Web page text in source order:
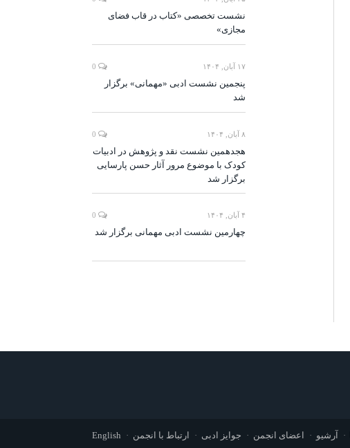
نشست تخصصی «کتاب در قاب فضای
مجازی»
۱۷ آبان, ۱۴۰۴
پنجمین نشست ادبی «مهمانی» برگزار
شد
۸ آبان, ۱۴۰۴
هجدهمین نشست نقد و پژوهش در ادبیات
کودک با موضوع مرور آثار حسن پارسایی
برگزار شد
۴ آبان, ۱۴۰۴
چهارمین نشست ادبی مهمانی برگزار شد
آرشیو اعضای انجمن جوایز ادبی ارتباط با انجمن English